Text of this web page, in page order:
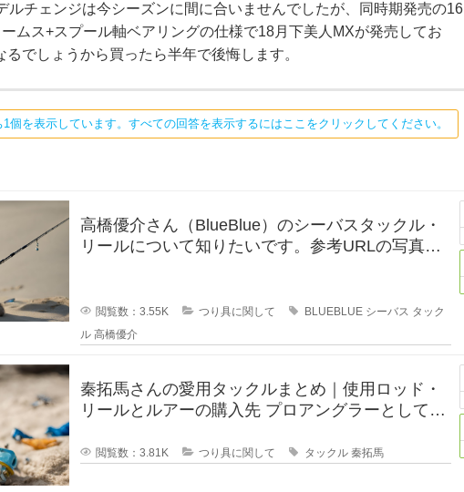
ルチェンジは今シーズンに間に合いませんでしたが、同時期発売の16
ムス+スプール軸ベアリングの仕様で18月下美人MXが発売してお
るでしょうから買ったら半年で後悔します。
個を表示しています。すべての回答を表示するにはここをクリックしてください。
高橋優介さん（BlueBlue）のシーバスタックル・
リールについて知りたいです。参考URLの写真の
閲覧数：3.55K つり具に関して BLUEBLUE シーバス タック
ル 高橋優介
秦拓馬さんの愛用タックルまとめ｜使用ロッド・
リールとルアーの購入先 プロアングラーとして、
閲覧数：3.81K つり具に関して タックル 秦拓馬